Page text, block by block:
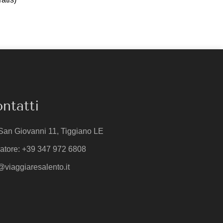
Giovanni 11, Tiggiano LE
+39 347 972 6808